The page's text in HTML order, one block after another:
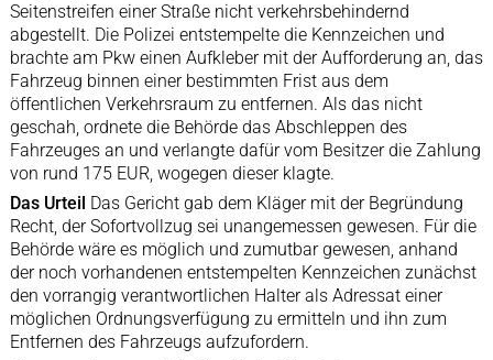
Seitenstreifen einer Straße nicht verkehrsbehindernd
abgestellt. Die Polizei entstempelte die Kennzeichen und
brachte am Pkw einen Aufkleber mit der Aufforderung an, das
Fahrzeug binnen einer bestimmten Frist aus dem
öffentlichen Verkehrsraum zu entfernen. Als das nicht
geschah, ordnete die Behörde das Abschleppen des
Fahrzeuges an und verlangte dafür vom Besitzer die Zahlung
von rund 175 EUR, wogegen dieser klagte.
Das Urteil Das Gericht gab dem Kläger mit der Begründung
Recht, der Sofortvollzug sei unangemessen gewesen. Für die
Behörde wäre es möglich und zumutbar gewesen, anhand
der noch vorhandenen entstempelten Kennzeichen zunächst
den vorrangig verantwortlichen Halter als Adressat einer
möglichen Ordnungsverfügung zu ermitteln und ihn zum
Entfernen des Fahrzeugs aufzufordern.